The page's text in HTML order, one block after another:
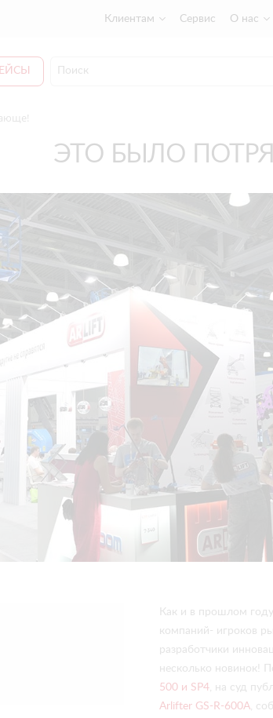
Клиентам Сервис О нас
ЭТО БЫЛО
Как и в прошлом
компаний- игроков
разработчики
несколько новинок!
500 и SP4 , на суд
Arlifter GS-R-600A ,